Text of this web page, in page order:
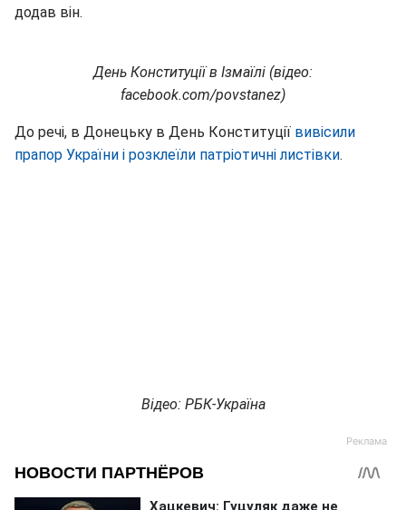
додав він.
День Конституції в Ізмаїлі (відео:
facebook.com/povstanez)
До речі, в Донецьку в День Конституції вивісили
прапор України і розклеїли патріотичні листівки.
Відео: РБК-Україна